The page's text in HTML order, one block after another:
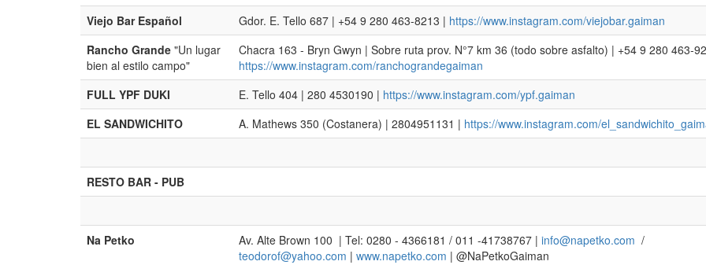
Viejo Bar Español Gdor. E. Tello 687 | +54 9 280 463-8213 | https://www.instagram.com/viejobar.gaiman
Rancho Grande "Un lugar
bien al estilo campo"
Chacra 163 - Bryn Gwyn | Sobre ruta prov. N°7 km 36 (todo sobre asfalto) | +54 9 280 463-
https://www.instagram.com/ranchograndegaiman
FULL YPF DUKI
E. Tello 404 | 280 4530190 | https://www.instagram.com/ypf.gaiman
EL SANDWICHITO
A. Mathews 350 (Costanera) | 2804951131 | https://www.instagram.com/
RESTO BAR - PUB
Na Petko Av. Alte Brown 100 | Tel: 0280 - 4366181 / 011 -41738767 | info@napetko.com /
teodorof@yahoo.com | www.napetko.com | @NaPetkoGaiman